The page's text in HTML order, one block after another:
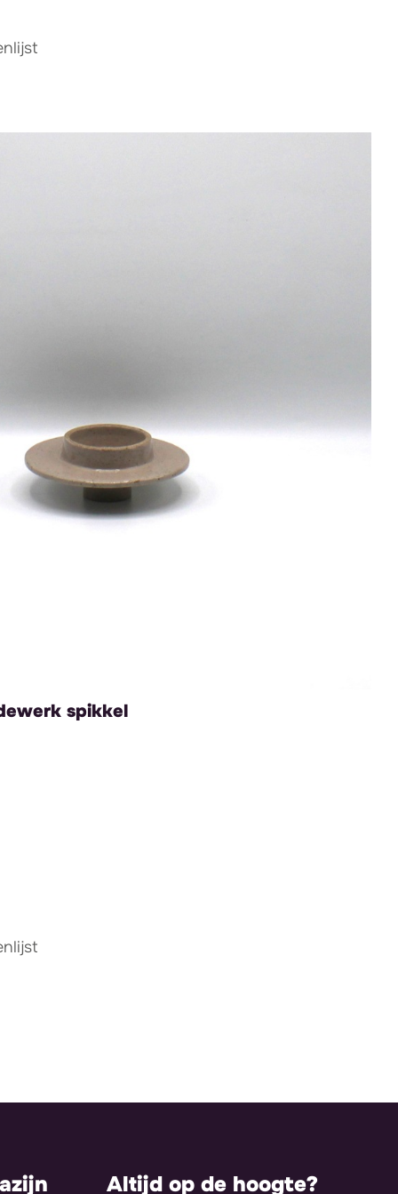
spikkel
Altijd op de hoogte?